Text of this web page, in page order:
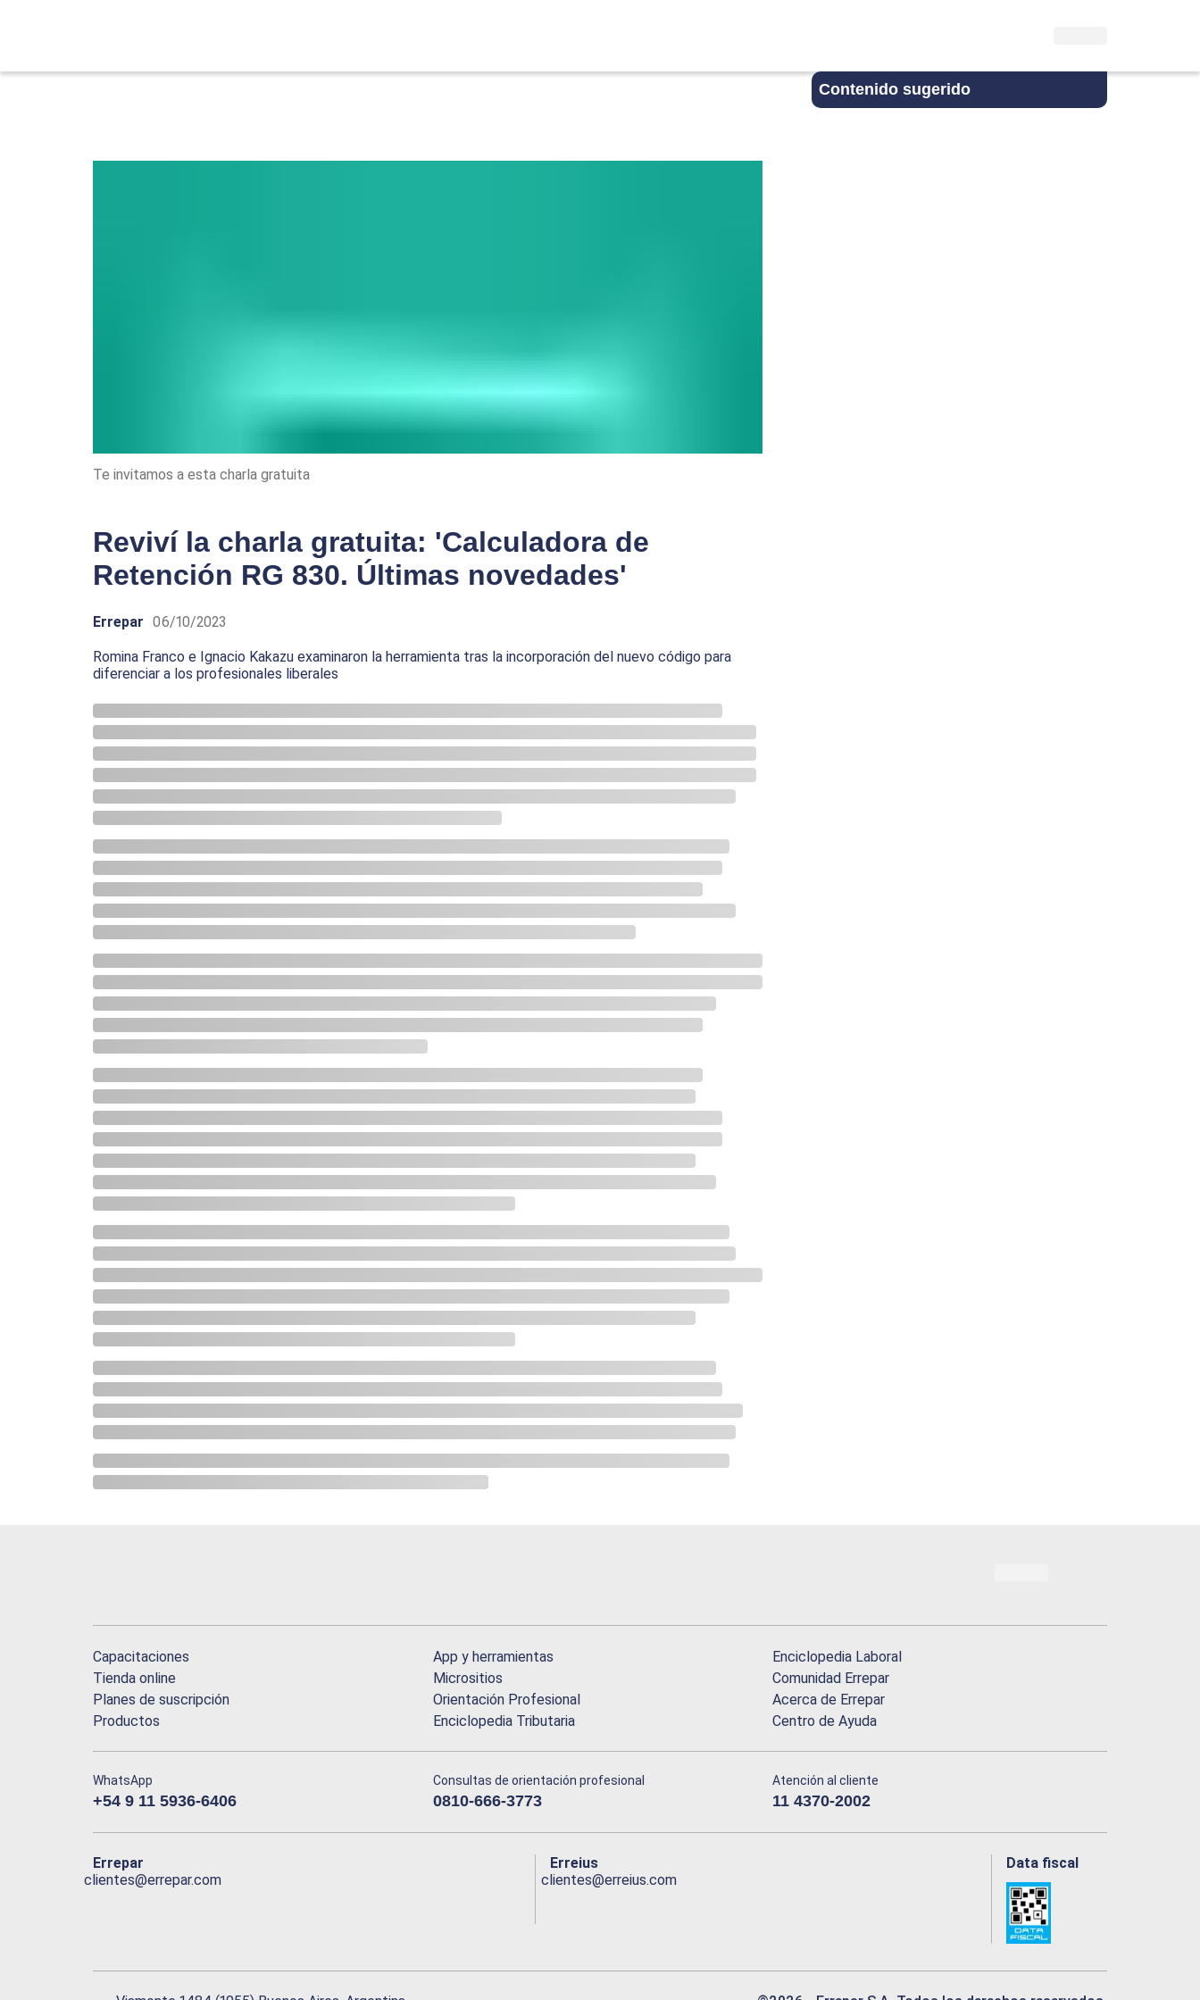
Contenido sugerido
Te invitamos a esta charla gratuita
Reviví la charla gratuita: 'Calculadora de
Retención RG 830. Últimas novedades'
Errepar 06/10/2023
Romina Franco e Ignacio Kakazu examinaron la herramienta tras la incorporación del nuevo código para
diferenciar a los profesionales liberales
Capacitaciones
Tienda online
Planes de suscripción
Productos
App y herramientas
Micrositios
Orientación Profesional
Enciclopedia Tributaria
Enciclopedia Laboral
Comunidad Errepar
Acerca de Errepar
Centro de Ayuda
WhatsApp
+54 9 11 5936-6406
Consultas de orientación profesional
0810-666-3773
Atención al cliente
11 4370-2002
Errepar
clientes@errepar.com
Erreius
clientes@erreius.com
Data fiscal